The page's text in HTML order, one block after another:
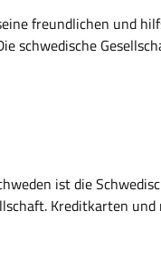
freundlichen und
schwedische
ist die
Kreditkarten